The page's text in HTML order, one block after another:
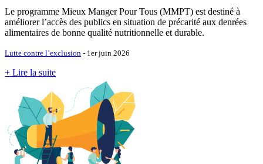
Le programme Mieux Manger Pour Tous (MMPT) est destiné à
améliorer l’accès des publics en situation de précarité aux denrées
alimentaires de bonne qualité nutritionnelle et durable.
Lutte contre l’exclusion - 1er juin 2026
+ Lire la suite